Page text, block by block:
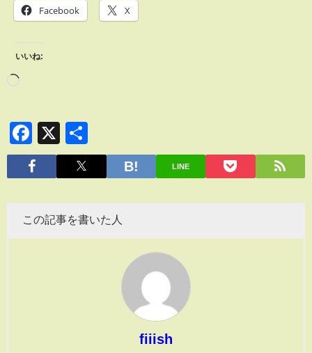
Facebook X
いいね:
Facebook
X
有
LINE
この記事を書いた人
fiiish